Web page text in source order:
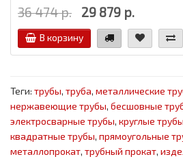
36 474 р. 29 879 р.
В корзину
Теги: трубы, труба, металлические
нержавеющие трубы, бесшовные
электросварные трубы, круглые трубы
квадратные трубы, прямоугольные
металлопрокат, трубный прокат,